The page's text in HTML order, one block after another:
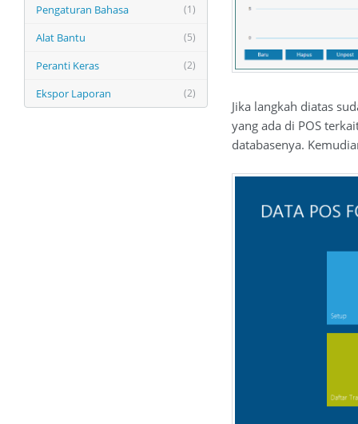
(1)
Pengaturan Bahasa
(5)
Alat Bantu
(2)
Peranti Keras
(2)
Ekspor Laporan
Jika langkah diatas
yang ada di POS
databasenya.